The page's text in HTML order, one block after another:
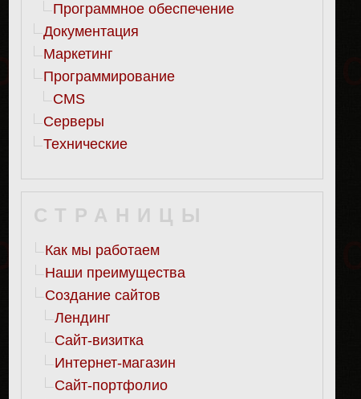
Программное обеспечение
Документация
Маркетинг
Программирование
CMS
Серверы
Технические
СТРАНИЦЫ
Как мы работаем
Наши преимущества
Создание сайтов
Лендинг
Сайт-визитка
Интернет-магазин
Сайт-портфолио